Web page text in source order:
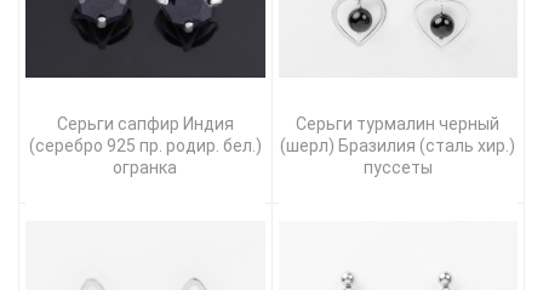
Серьги сапфир Индия
(серебро 925 пр. родир. бел.)
огранка
Серьги турмалин черный
(шерл) Бразилия (сталь хир.)
пуссеты